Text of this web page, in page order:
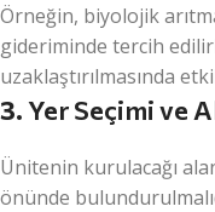
Örneğin, biyolojik
gideriminde tercih
uzaklaştırılmasında
3.Yer Seçimi ve
Ünitenin kurulacağı
önünde